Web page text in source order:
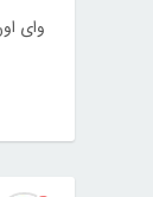
وای